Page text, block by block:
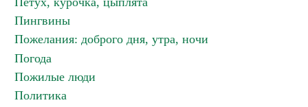
Пингвины
Пожелания: доброго дня, утра, ночи
Погода
Пожилые люди
Политика